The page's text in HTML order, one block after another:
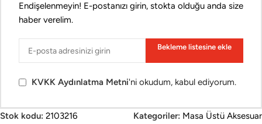
Endişelenmeyin! E-postanızı girin, stokta olduğu anda size
haber verelim.
Bekleme listesine ekle
KVKK Aydınlatma Metni'ni okudum, kabul ediyorum.
Stok kodu: 2103216 Kategoriler: Masa Üstü Aksesuar